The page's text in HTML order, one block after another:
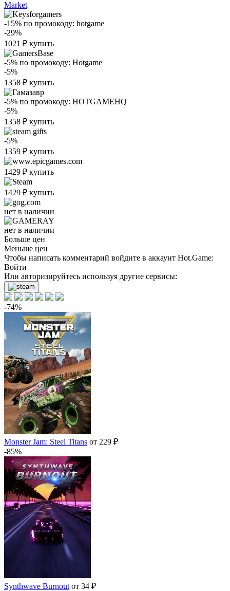
Market
-15% по промокоду: hotgame
-29%
1021 ₽ купить
-5% по промокоду: Hotgame
-5%
1358 ₽ купить
-5% по промокоду: HOTGAMEHQ
-5%
1358 ₽ купить
-5%
1359 ₽ купить
1429 ₽ купить
1429 ₽ купить
нет в наличии
нет в наличии
Больше цен
Меньше цен
Чтобы написать комментарий войдите в аккаунт Hot.Game:
Войти
Или авторизируйтесь используя другие сервисы:
-74%
Monster Jam: Steel Titans от 229 ₽
-85%
Synthwave Burnout от 34 ₽